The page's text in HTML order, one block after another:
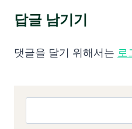
답글 남기기
댓글을 달기 위해서는 로